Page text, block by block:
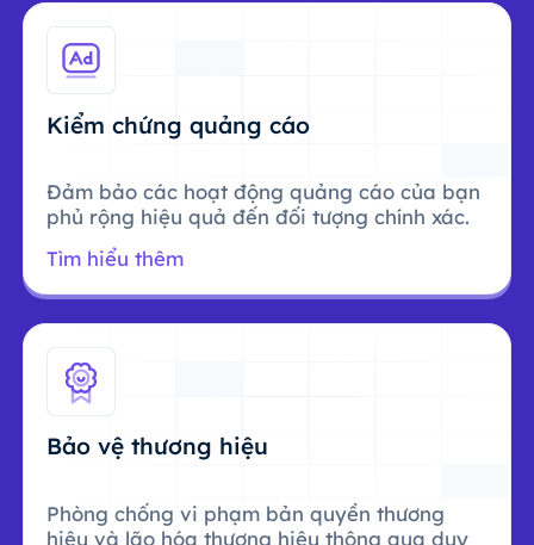
Kiểm chứng quảng cáo
Đảm bảo các hoạt động quảng cáo của bạn
phủ rộng hiệu quả đến đối tượng chính xác.
Tìm hiểu thêm
Bảo vệ thương hiệu
Phòng chống vi phạm bản quyền thương
hiệu và lão hóa thương hiệu thông qua duy